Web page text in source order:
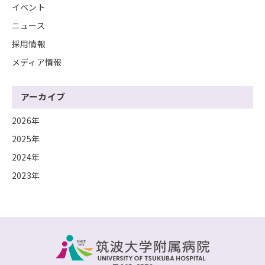
イベント
ニュース
採用情報
メディア情報
アーカイブ
2026年
2025年
2024年
2023年